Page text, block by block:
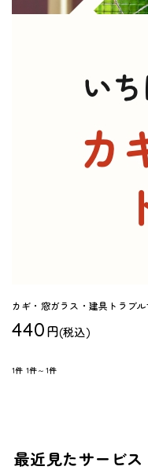
カギ・窓ガラス・建具トラブル
440 円(税込)
1件 1件～1件
最近見たサービス